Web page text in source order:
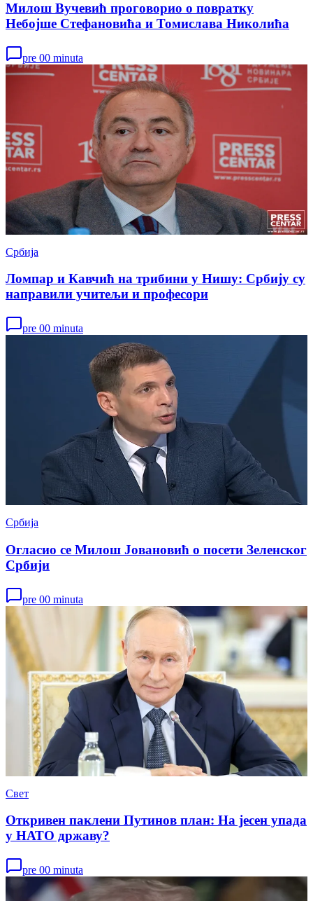
Милош Вучевић проговорио о повратку
Небојше Стефановића и Томислава Николића
pre 00 minuta
Србија
Ломпар и Кавчић на трибини у Нишу: Србију су
направили учитељи и професори
pre 00 minuta
Србија
Огласио се Милош Јовановић о посети Зеленског
Србији
pre 00 minuta
Свет
Откривен паклени Путинов план: На јесен упада
у НАТО државу?
pre 00 minuta